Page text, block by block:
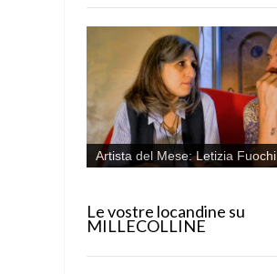
Artista del Mese: Letizia Fuochi
Le vostre locandine su
MILLECOLLINE